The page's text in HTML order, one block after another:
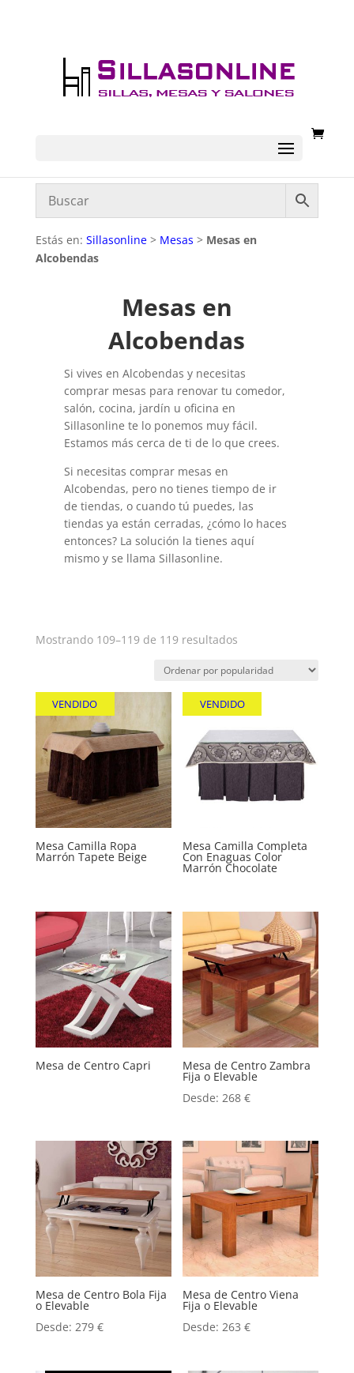
Estás en: Sillasonline> Mesas > Mesas en
Alcobendas
Mesas en
Alcobendas
Si vives en Alcobendas y necesitas
comprar mesas para renovar tu comedor,
salón, cocina, jardín u oficina en
Sillasonline te lo ponemos muy fácil.
Estamos más cerca de ti de lo que crees.
Si necesitas comprar mesas en
Alcobendas, pero no tienes tiempo de ir
de tiendas, o cuando tú puedes, las
tiendas ya están cerradas, ¿cómo lo haces
entonces? La solución la tienes aquí
mismo y se llama Sillasonline.
Mostrando 109–119 de 119 resultadosOrdenado
popularidad
VENDIDO
Mesa Camilla Ropa
Marrón Tapete Beige
VENDIDO
Mesa Camilla Completa
Con Enaguas Color
Marrón Chocolate
Mesa de Centro Capri Mesa de Centro Zambra
Fija o Elevable
Desde:268€
Mesa de Centro Bola Fija
o Elevable
Desde: 279 €
Mesa de Centro Viena
Fija o Elevable
Desde:263€